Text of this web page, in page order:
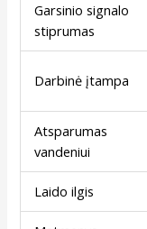
Garsinio signalo
stiprumas
Darbinė įtampa
Atsparumas
vandeniui
Laido ilgis